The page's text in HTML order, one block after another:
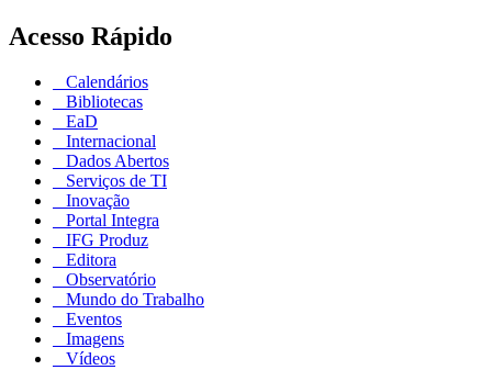
Acesso Rápido
Calendários
Bibliotecas
EaD
Internacional
Dados Abertos
Serviços de TI
Inovação
Portal Integra
IFG Produz
Editora
Observatório
Mundo do Trabalho
Eventos
Imagens
Vídeos